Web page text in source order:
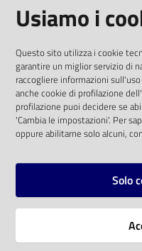
Eventi
Chiedi al
bibliotecario
Avvisi
Orari
solo alle condizioni
comunitaria 2003/98/
SOCIAL
Instagram
Vai alla pagina
Usiamo i
Questo sito utilizza i cookie
garantire un miglior servizio di
raccogliere informazioni
anche cookie di profilazione
profilazione puoi decidere se
'Cambia le impostazioni'. Per
oppure abilitarne solo alcuni,
Solo